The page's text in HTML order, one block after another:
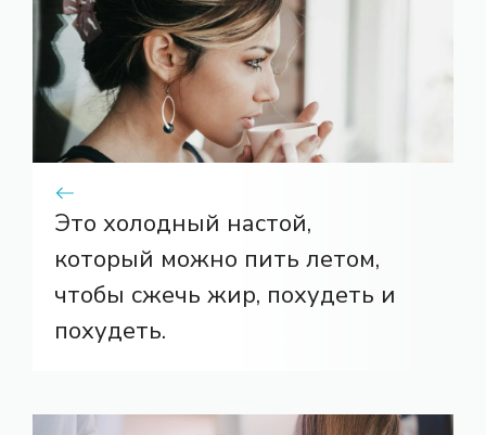
Это холодный настой,
который можно пить летом,
чтобы сжечь жир, похудеть и
похудеть.